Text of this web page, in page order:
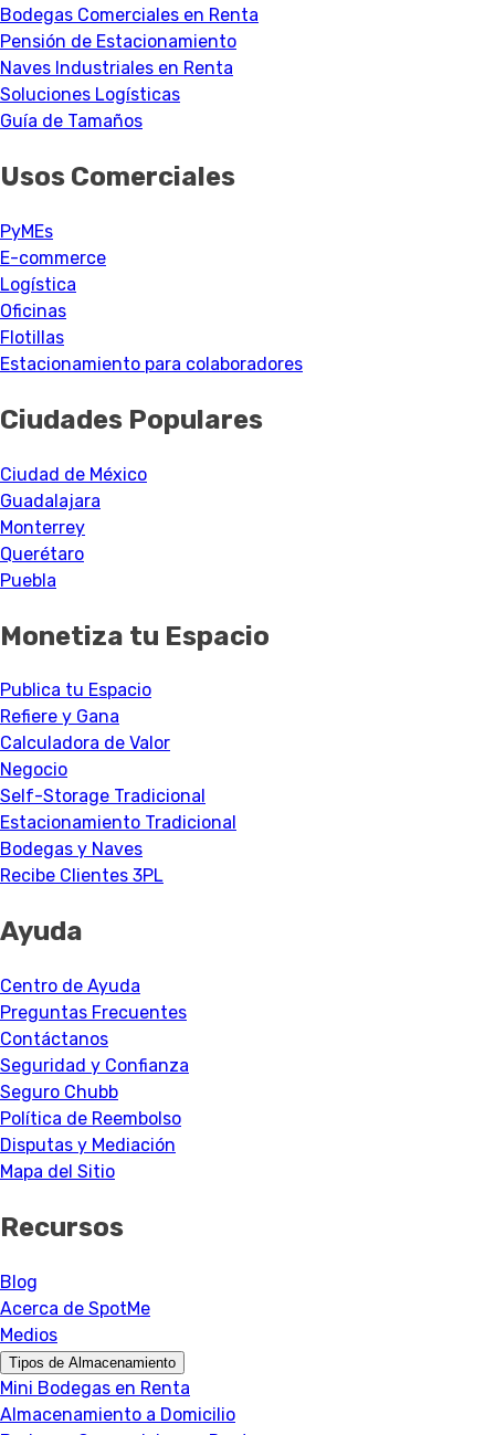
Bodegas Comerciales en Renta
Pensión de Estacionamiento
Naves Industriales en Renta
Soluciones Logísticas
Guía de Tamaños
Usos Comerciales
PyMEs
E-commerce
Logística
Oficinas
Flotillas
Estacionamiento para colaboradores
Ciudades Populares
Ciudad de México
Guadalajara
Monterrey
Querétaro
Puebla
Monetiza tu Espacio
Publica tu Espacio
Refiere y Gana
Calculadora de Valor
Negocio
Self-Storage Tradicional
Estacionamiento Tradicional
Bodegas y Naves
Recibe Clientes 3PL
Ayuda
Centro de Ayuda
Preguntas Frecuentes
Contáctanos
Seguridad y Confianza
Seguro Chubb
Política de Reembolso
Disputas y Mediación
Mapa del Sitio
Recursos
Blog
Acerca de SpotMe
Medios
Tipos de Almacenamiento
Mini Bodegas en Renta
Almacenamiento a Domicilio